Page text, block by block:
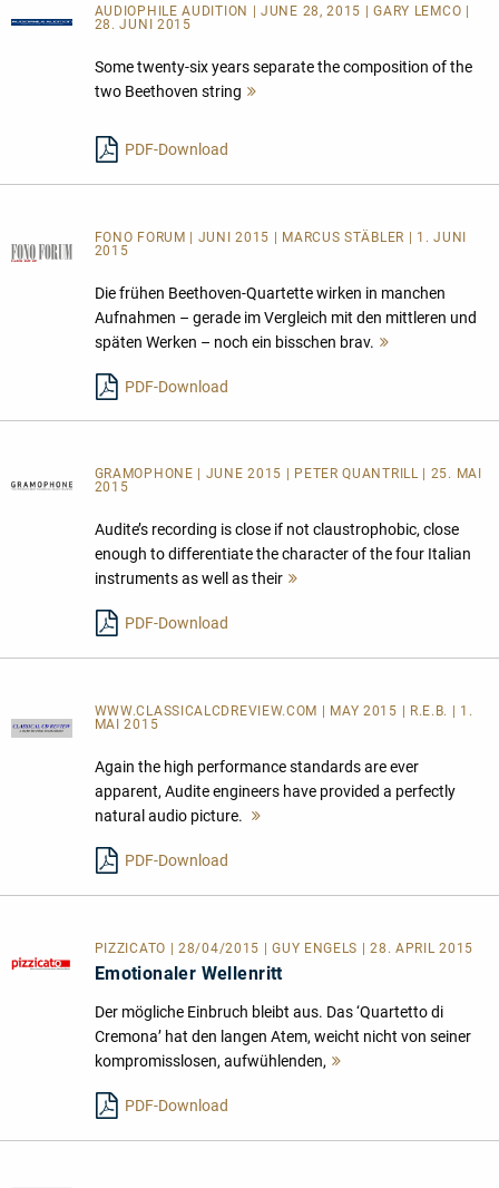
AUDIOPHILE AUDITION | JUNE 28, 2015 | GARY LEMCO |
28. JUNI 2015
Some twenty-six years separate the composition of the
two Beethoven string
PDF-Download
FONO FORUM | JUNI 2015 | MARCUS STÄBLER | 1. JUNI
2015
Die frühen Beethoven-Quartette wirken in manchen
Aufnahmen – gerade im Vergleich mit den mittleren und
späten Werken – noch ein bisschen brav.
PDF-Download
GRAMOPHONE | JUNE 2015 | PETER QUANTRILL | 25. MAI
2015
Audite’s recording is close if not claustrophobic, close
enough to differentiate the character of the four Italian
instruments as well as their
PDF-Download
WWW.CLASSICALCDREVIEW.COM | MAY 2015 | R.E.B. | 1.
MAI 2015
Again the high performance standards are ever
apparent, Audite engineers have provided a perfectly
natural audio picture.
PDF-Download
PIZZICATO | 28/04/2015 | GUY ENGELS | 28. APRIL 2015
Emotionaler Wellenritt
Der mögliche Einbruch bleibt aus. Das ‘Quartetto di
Cremona’ hat den langen Atem, weicht nicht von seiner
kompromisslosen, aufwühlenden,
PDF-Download